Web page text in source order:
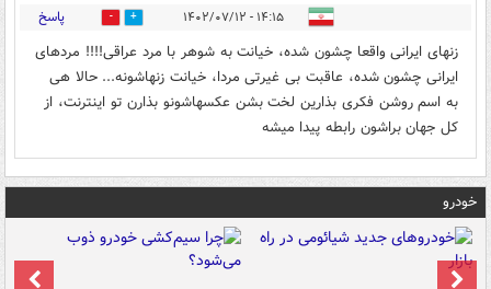
۱۴:۱۵ - ۱۴۰۲/۰۷/۱۲ 5 پاسخ
زنهای ایرانی واقعا چشون شده، خیانت به شوهر با مرد عراقی!!!! مردهای
ایرانی چشون شده، عاقبت بی غیرتی مردا، خیانت زنهاشونه... حالا هی
به اسم روشن فکری بذارین لخت بشن عکسهاشونو بذارن تو اینترنت، از
کل جهان براشون رابطه پیدا میشه
خودرو